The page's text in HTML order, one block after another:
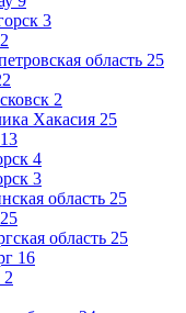
3
2
область 25
2
Хакасия 25
13
4
3
область 25
25
область 25
16
2